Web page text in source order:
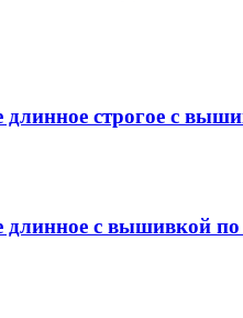
длинное строгое с
длинное с вышивкой